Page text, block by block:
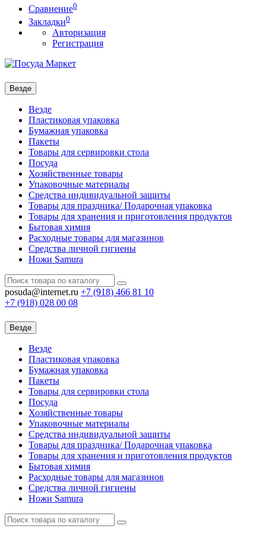
Сравнение0
Закладки0
Авторизация
Регистрация
Везде
Везде
Пластиковая упаковка
Бумажная упаковка
Пакеты
Товары для сервировки стола
Посуда
Хозяйственные товары
Упаковочные материалы
Средства индивидуальной защиты
Товары для праздника/ Подарочная упаковка
Товары для хранения и приготовления продуктов
Бытовая химия
Расходные товары для магазинов
Средства личной гигиены
Ножи Samura
posuda@internet.ru +7 (918) 466 81 10
+7 (918) 028 00 08
Везде
Везде
Пластиковая упаковка
Бумажная упаковка
Пакеты
Товары для сервировки стола
Посуда
Хозяйственные товары
Упаковочные материалы
Средства индивидуальной защиты
Товары для праздника/ Подарочная упаковка
Товары для хранения и приготовления продуктов
Бытовая химия
Расходные товары для магазинов
Средства личной гигиены
Ножи Samura